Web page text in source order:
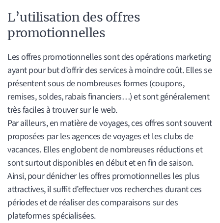
L’utilisation des offres
promotionnelles
Les offres promotionnelles sont des opérations marketing
ayant pour but d’offrir des services à moindre coût. Elles se
présentent sous de nombreuses formes (coupons,
remises, soldes, rabais financiers…) et sont généralement
très faciles à trouver sur le web.
Par ailleurs, en matière de voyages, ces offres sont souvent
proposées par les agences de voyages et les clubs de
vacances. Elles englobent de nombreuses réductions et
sont surtout disponibles en début et en fin de saison.
Ainsi, pour dénicher les offres promotionnelles les plus
attractives, il suffit d’effectuer vos recherches durant ces
périodes et de réaliser des comparaisons sur des
plateformes spécialisées.